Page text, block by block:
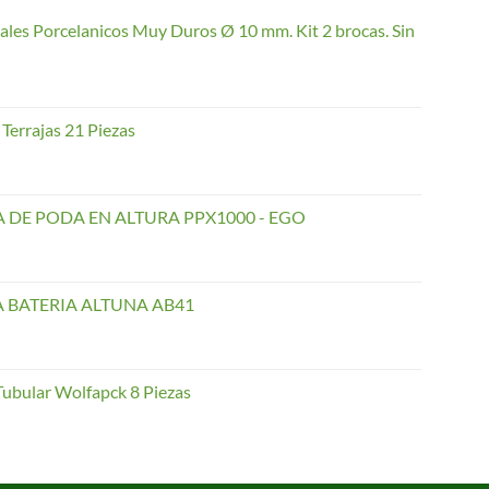
Porcelanicos Muy Duros Ø 10 mm. Kit 2 brocas. Sin
21 Piezas
DE PODA EN ALTURA PPX1000 - EGO
BATERIA ALTUNA AB41
Wolfapck 8 Piezas